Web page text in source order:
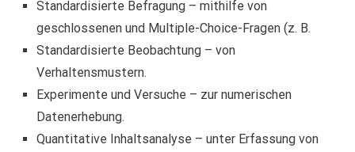
Standardisierte Befragung – mithilfe von
geschlossenen und Multiple-Choice-Fragen (z. B.
Standardisierte Beobachtung – von
Verhaltensmustern.
Experimente und Versuche – zur numerischen
Datenerhebung.
Quantitative Inhaltsanalyse – unter Erfassung von